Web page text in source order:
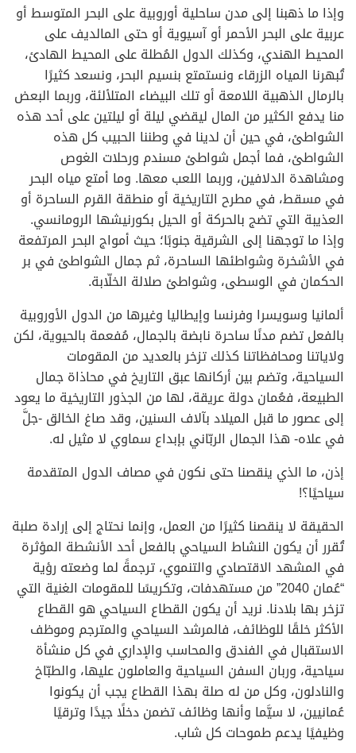
وإذا ما ذهبنا إلى مدن ساحلية أوروبية على البحر المتوسط أو
عربية على البحر الأحمر أو آسيوية أو حتى المالديف على
المحيط الهندي، وكذلك الدول المُطلة على المحيط الهادئ،
تُبهرنا المياه الزرقاء ونستمتع بنسيم البحر، ونسعد كثيرًا
بالرمال الذهبية اللامعة أو تلك البيضاء المتلألئة، وربما البعض
منا يدفع الكثير من المال ليقضي ليلة أو ليلتين على أحد هذه
الشواطئ، في حين أن لدينا في وطننا الحبيب كل هذه
الشواطئ، فما أجمل شواطئ مسندم ورحلات الغوص
ومشاهدة الدلافين، وربما اللعب معها. وما أمتع مياه البحر
في مسقط، في مطرح التاريخية أو منطقة القرم الساحرة أو
العذيبة التي تضج بالحركة أو الحيل بكورنيشها الرومانسي.
وإذا ما توجهنا إلى الشرقية جنوبًا؛ حيث أمواج البحر المرتفعة
في الأشخرة وشواطئها الساحرة، ثم جمال الشواطئ في بر
الحكمان في الوسطى، وشواطئ صلالة الخلّابة.
ألمانيا وسويسرا وفرنسا وإيطاليا وغيرها من الدول الأوروبية
بالفعل تضم مدنًا ساحرة نابضة بالجمال، مُفعمة بالحيوية، لكن
ولاياتنا ومحافظاتنا كذلك تزخر بالعديد من المقومات
السياحية، وتضم بين أركانها عبق التاريخ في محاذاة جمال
الطبيعة، فعُمان دولة عريقة، لها من الجذور التاريخية ما يعود
إلى عصور ما قبل الميلاد بآلاف السنين، وقد صاغ الخالق -جلَّ
في علاه- هذا الجمال الربّاني بإبداع سماوي لا مثيل له.
إذن، ما الذي ينقصنا حتى نكون في مصاف الدول المتقدمة
سياحيًا؟!
الحقيقة لا ينقصنا كثيرًا من العمل، وإنما نحتاج إلى إرادة صلبة
تُقرر أن يكون النشاط السياحي بالفعل أحد الأنشطة المؤثرة
في المشهد الاقتصادي والتنموي، ترجمةً لما وضعته رؤية
“عُمان 2040” من مستهدفات، وتكريسًا للمقومات الغنية التي
تزخر بها بلادنا. نريد أن يكون القطاع السياحي هو القطاع
الأكثر خلقًا للوظائف، فالمرشد السياحي والمترجم وموظف
الاستقبال في الفندق والمحاسب والإداري في كل منشأة
سياحية، وربان السفن السياحية والعاملون عليها، والطبّاخ
والنادلون، وكل من له صلة بهذا القطاع يجب أن يكونوا
عُمانيين، لا سيَّما وأنها وظائف تضمن دخلًا جيدًا وترقيًا
وظيفيًا يدعم طموحات كل شاب.